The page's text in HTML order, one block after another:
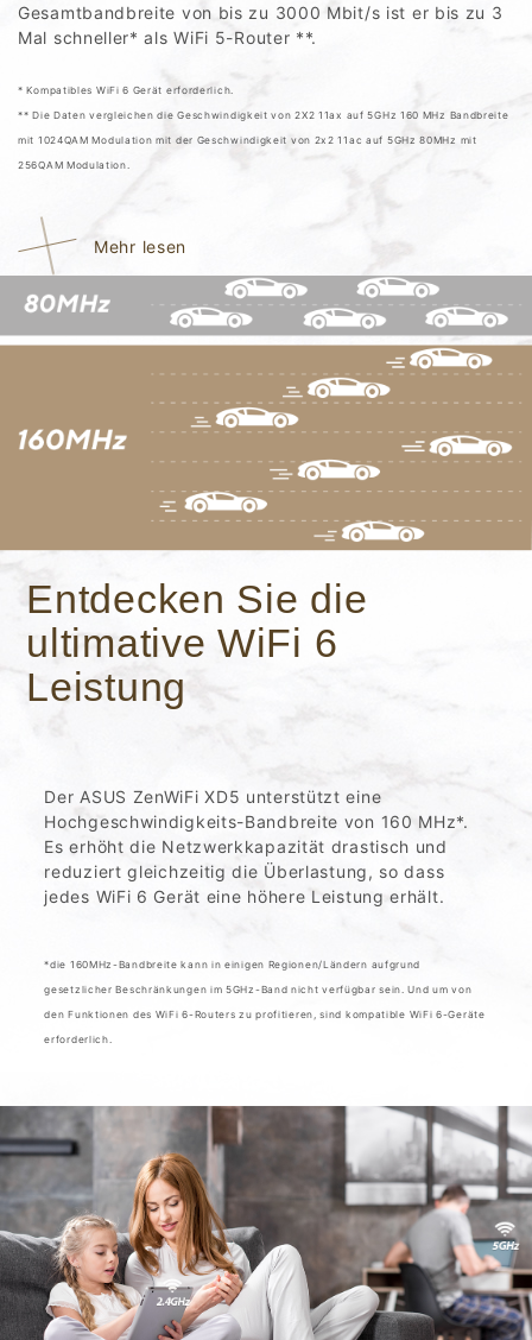
Gesamtbandbreite von bis zu 3000 Mbit/s ist er bis zu 3
Mal schneller* als WiFi 5-Router **.
* Kompatibles WiFi 6 Gerät erforderlich.
** Die Daten vergleichen die Geschwindigkeit von 2X2 11ax auf 5GHz 160 MHz Bandbreite
mit 1024QAM Modulation mit der Geschwindigkeit von 2x2 11ac auf 5GHz 80MHz mit
256QAM Modulation.
Mehr lesen
Entdecken Sie die
ultimative WiFi 6
Leistung
Der ASUS ZenWiFi XD5 unterstützt eine
Hochgeschwindigkeits-Bandbreite von 160 MHz*.
Es erhöht die Netzwerkkapazität drastisch und
reduziert gleichzeitig die Überlastung, so dass
jedes WiFi 6 Gerät eine höhere Leistung erhält.
*die 160MHz-Bandbreite kann in einigen Regionen/Ländern aufgrund
gesetzlicher Beschränkungen im 5GHz-Band nicht verfügbar sein. Und um von
den Funktionen des WiFi 6-Routers zu profitieren, sind kompatible WiFi 6-Geräte
erforderlich.